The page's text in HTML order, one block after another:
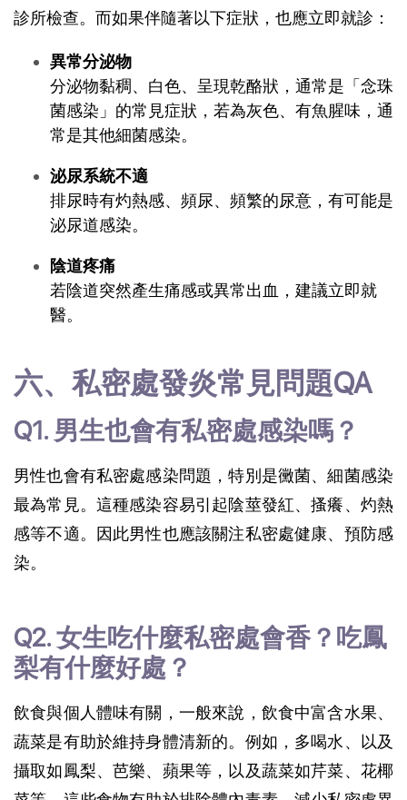
診所檢查。而如果伴隨著以下症狀，也應立即就診：
異常分泌物
分泌物黏稠、白色、呈現乾酪狀，通常是「念珠
菌感染」的常見症狀，若為灰色、有魚腥味，通
常是其他細菌感染。
泌尿系統不適
排尿時有灼熱感、頻尿、頻繁的尿意，有可能是
泌尿道感染。
陰道疼痛
若陰道突然產生痛感或異常出血，建議立即就
醫。
六、私密處發炎常見問題QA
Q1. 男生也會有私密處感染嗎？
男性也會有私密處感染問題，特別是黴菌、細菌感染
最為常見。這種感染容易引起陰莖發紅、搔癢、灼熱
感等不適。因此男性也應該關注私密處健康、預防感
染。
Q2. 女生吃什麼私密處會香？吃鳳
梨有什麼好處？
飲食與個人體味有關，一般來說，飲食中富含水果、
蔬菜是有助於維持身體清新的。例如，多喝水、以及
攝取如鳳梨、芭樂、蘋果等，以及蔬菜如芹菜、花椰